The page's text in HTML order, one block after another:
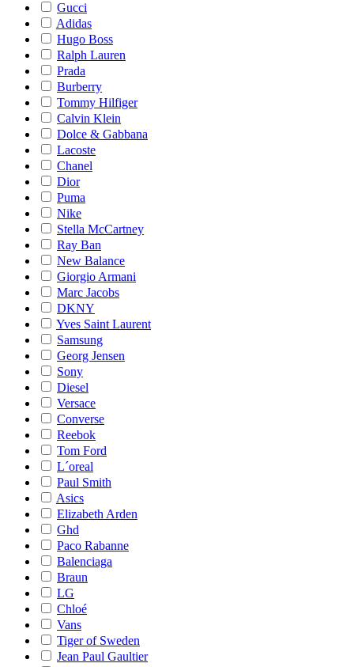
Gucci
Adidas
Hugo Boss
Ralph Lauren
Prada
Burberry
Tommy Hilfiger
Calvin Klein
Dolce & Gabbana
Lacoste
Chanel
Dior
Puma
Nike
Stella McCartney
Ray Ban
New Balance
Giorgio Armani
Marc Jacobs
DKNY
Yves Saint Laurent
Samsung
Georg Jensen
Sony
Diesel
Versace
Converse
Reebok
Tom Ford
L´oreal
Paul Smith
Asics
Elizabeth Arden
Ghd
Paco Rabanne
Balenciaga
Braun
LG
Chloé
Vans
Tiger of Sweden
Jean Paul Gaultier